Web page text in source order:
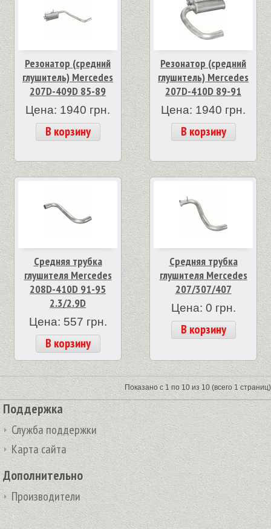
Резонатор (средний
глушитель) Mercedes
207D-409D 85-89
Цена: 1940 грн.
В корзину
Резонатор (средний
глушитель) Mercedes
207D-410D 89-91
Цена: 1940 грн.
В корзину
Средняя трубка
глушителя Mercedes
208D-410D 91-95
2.3/2.9D
Цена: 557 грн.
В корзину
Средняя трубка
глушителя Mercedes
207/307/407
Цена: 0 грн.
В корзину
Показано с 1 по 10 из 10 (всего 1 страниц)
Поддержка
Служба поддержки
Карта сайта
Дополнительно
Производители